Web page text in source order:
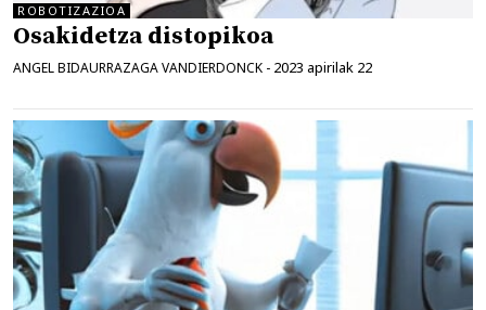
ROBOTIZAZIOA
Osakidetza distopikoa
ANGEL BIDAURRAZAGA VANDIERDONCK - 2023 apirilak 22